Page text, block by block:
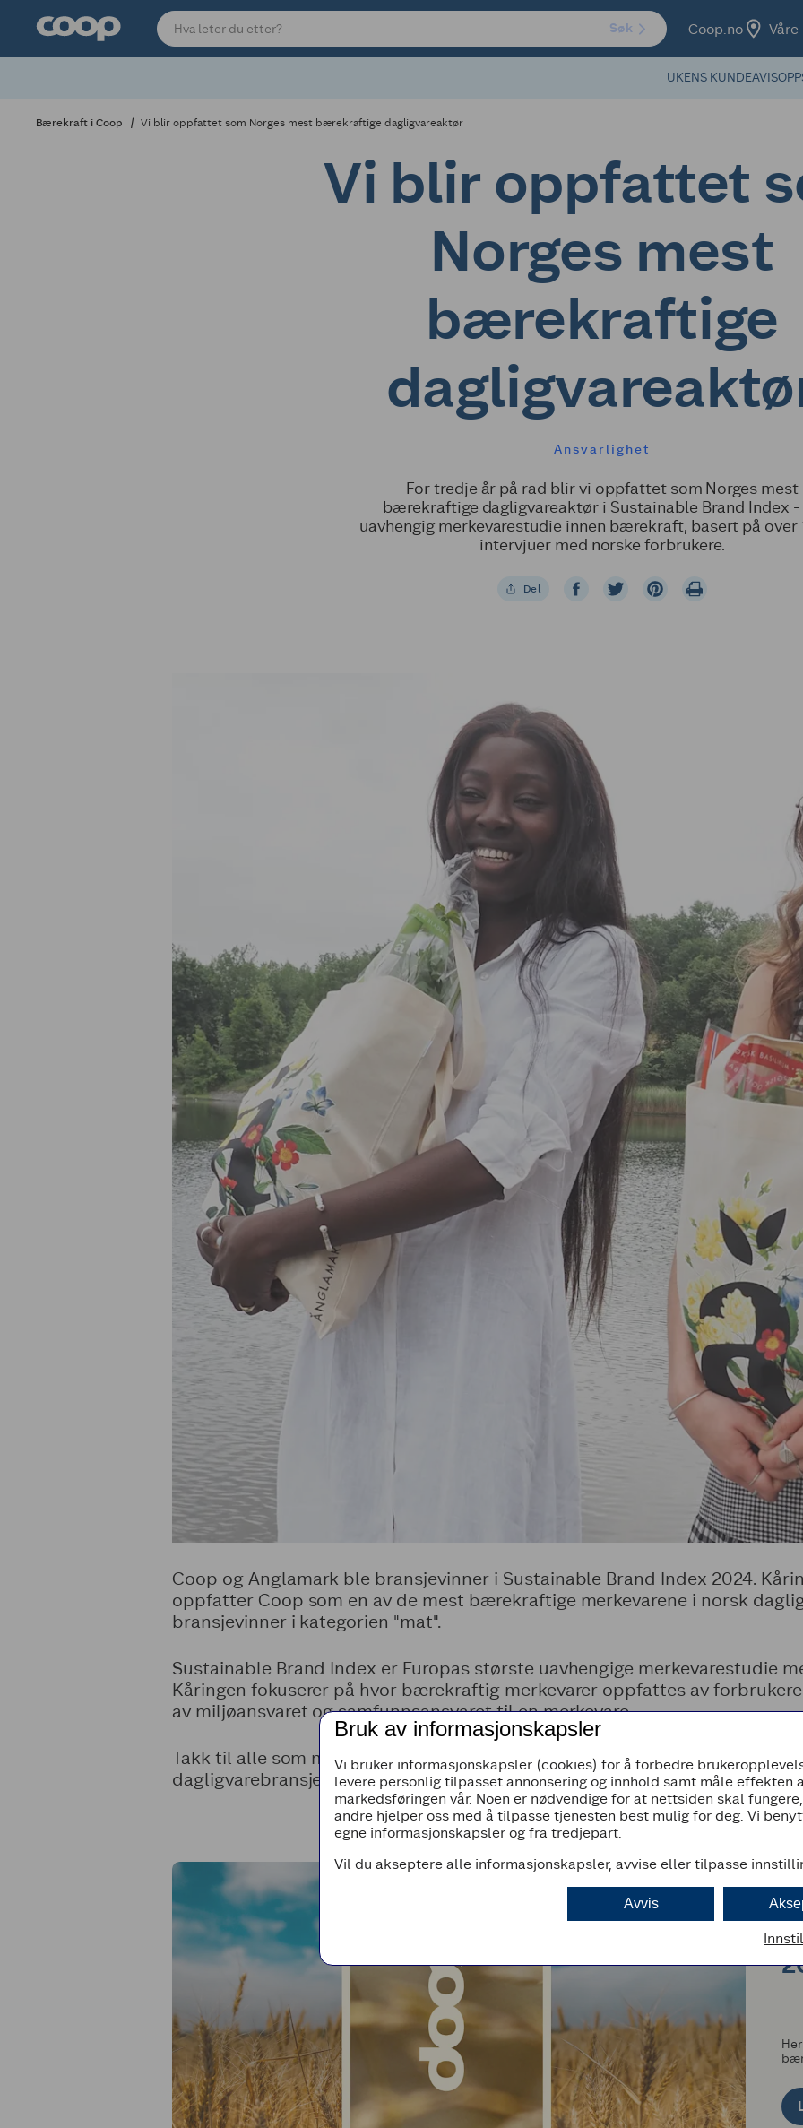
Søk Coop.no
UKENS KUNDEAVIS
Bærekraft i Coop Vi blir oppfattet som Norges mest bærekraftige dagligvareaktør
Vi blir oppfattet
Norges mest
bærekraftige
Ansvarlighet
For tredje år på rad blir vi oppfattet som Norges mest
bærekraftige dagligvareaktør i Sustainable Brand Index -
uavhengig merkevarestudie innen bærekraft, basert på over
intervjuer med norske forbrukere.
Del
Coop og Anglamark ble bransjevinner i Sustainable Brand Index 2024.
oppfatter Coop som en av de mest bærekraftige merkevarene i norsk
bransjevinner i kategorien "mat".
Sustainable Brand Index er Europas største uavhengige merkevarestudie
Kåringen fokuserer på hvor bærekraftig merkevarer oppfattes av
av miljøansvaret og samfunnsansvaret til en merkevare.
Takk til alle som mener at Coop og Änglamark er de mest bærekraftige
dagligvarebransjen! Dette gir oss ekstra motivasjon til å jobbe videre med
Bruk av informasjonskapsler
Vi bruker informasjonskapsler (cookies) for å forbedre
levere personlig tilpasset annonsering og innhold samt måle effekten
markedsføringen vår. Noen er nødvendige for at nettsiden skal
andre hjelper oss med å tilpasse tjenesten best mulig for deg. Vi
egne informasjonskapsler og fra tredjepart.
Vil du akseptere alle informasjonskapsler, avvise eller tilpasse
Avvis